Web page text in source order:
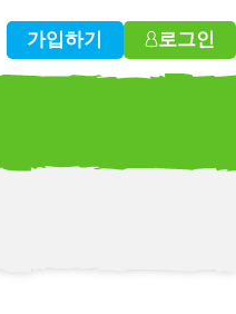
가입하기 로그인